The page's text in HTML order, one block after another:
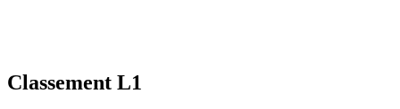
Classement L1